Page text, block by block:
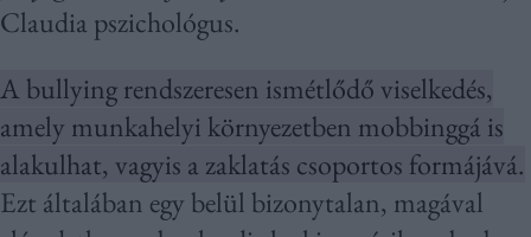
Claudia pszichológus.
A bullying rendszeresen ismétlődő viselkedés,
amely munkahelyi környezetben mobbinggá is
alakulhat, vagyis a zaklatás csoportos formájává.
Ezt általában egy belül bizonytalan, magával